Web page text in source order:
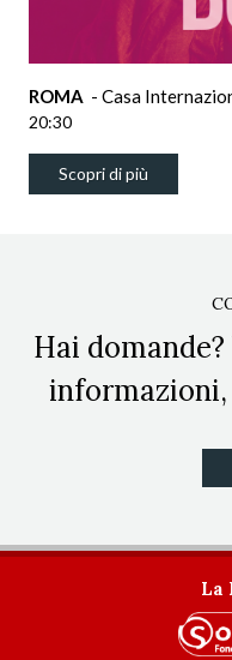
ROMA - Casa
20:30
Scopri di più
Hai
La